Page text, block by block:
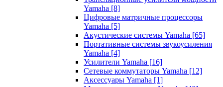
Yamaha [8]
Цифровые матричные процессоры
Yamaha [5]
Акустические системы Yamaha [65]
Портативные системы звукоусиления
Yamaha [4]
Усилители Yamaha [16]
Сетевые коммутаторы Yamaha [12]
Аксессуары Yamaha [1]